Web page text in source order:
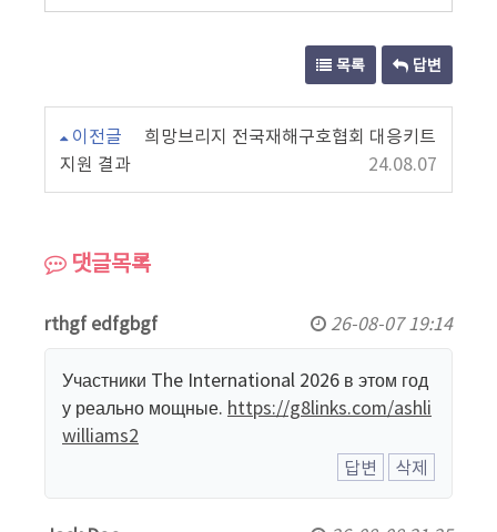
목록 답변
이전글
희망브리지 전국재해구호협회 대응키트
지원 결과
24.08.07
댓글목록
rthgf edfgbgf 26-08-07 19:14
Участники The International 2026 в этом год
у реально мощные. https://g8links.com/ashli
williams2
답변
삭제